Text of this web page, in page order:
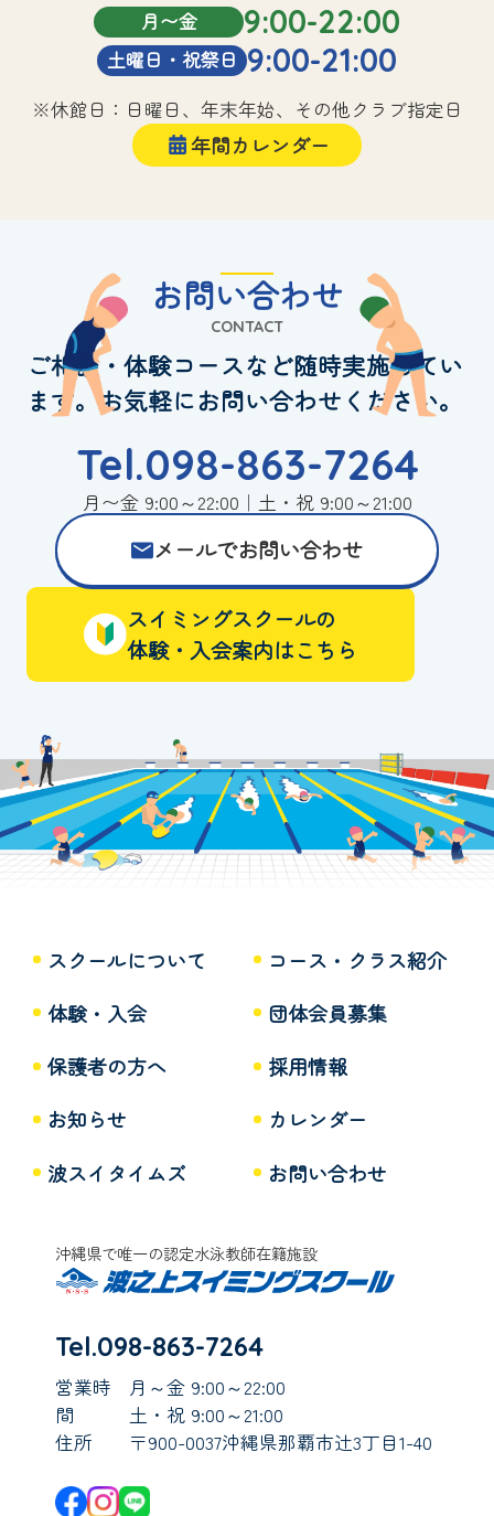
月〜金 9:00-22:00
土曜日・祝祭日 9:00-21:00
※休館日：日曜日、年末年始、その他クラブ指定日
年間カレンダー
お問い合わせ
CONTACT
ご相談・体験コースなど随時実施してい
ます。お気軽にお問い合わせください。
Tel.098-863-7264
月〜金 9:00～22:00｜土・祝 9:00～21:00
メールでお問い合わせ
スイミングスクールの
体験・入会案内はこちら
スクールについて
コース・クラス紹介
体験・入会
団体会員募集
保護者の方へ
採用情報
お知らせ
カレンダー
波スイタイムズ
お問い合わせ
沖縄県で唯一の認定水泳教師在籍施設
Tel.098-863-7264
営業時
間
月～金 9:00～22:00
土・祝 9:00～21:00
住所
〒900-0037沖縄県那覇市辻3丁目1-40